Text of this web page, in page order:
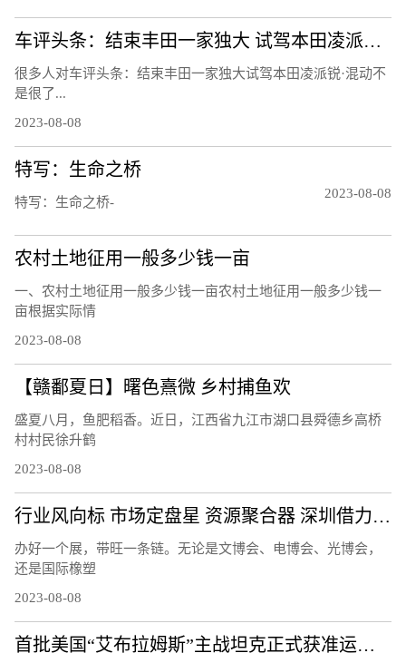
车评头条：结束丰田一家独大 试驾本田凌派锐·混动
很多人对车评头条：结束丰田一家独大试驾本田凌派锐·混动不
是很了...
2023-08-08
特写：生命之桥
特写：生命之桥-
2023-08-08
农村土地征用一般多少钱一亩
一、农村土地征用一般多少钱一亩农村土地征用一般多少钱一
亩根据实际情
2023-08-08
【赣鄱夏日】曙色熹微 乡村捕鱼欢
盛夏八月，鱼肥稻香。近日，江西省九江市湖口县舜德乡高桥
村村民徐升鹤
2023-08-08
行业风向标 市场定盘星 资源聚合器 深圳借力会展打造产业发展活力场
办好一个展，带旺一条链。无论是文博会、电博会、光博会，
还是国际橡塑
2023-08-08
首批美国“艾布拉姆斯”主战坦克正式获准运往乌克兰